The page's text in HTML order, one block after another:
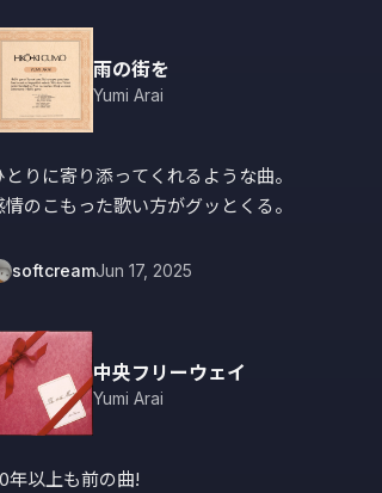
雨の街を
Yumi Arai
とりに寄り添ってくれるような曲。
情のこもった歌い方がグッとくる。
softcreamJun 17, 2025
中央フリーウェイ
Yumi Arai
年以上も前の曲!